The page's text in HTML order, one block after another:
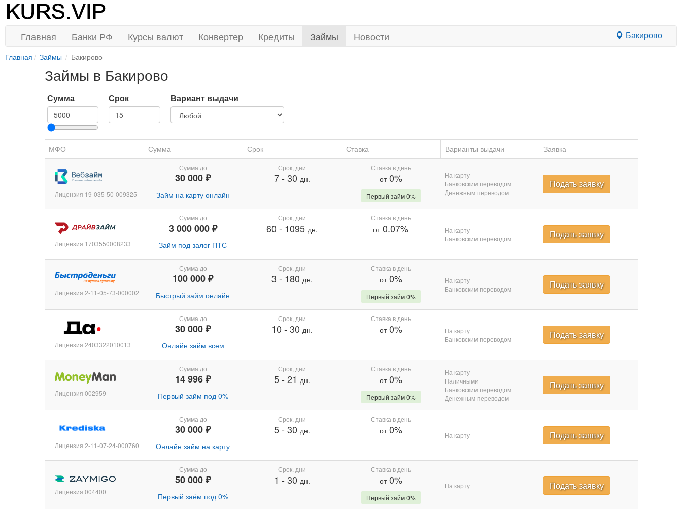
Главная Банки РФ Курсы валют Конвертер Кредиты Займы Новости Бакирово
Главная Займы Бакирово
Займы в Бакирово
Сумма Срок Вариант выдачи
МФО Сумма Срок Ставка Варианты выдачи Заявка
Лицензия 19-035-50-009325
Сумма до
30 000 ₽
Займ на карту онлайн
Срок, дни
7- 30 дн.
Ставка в день
от0%
Первый займ 0%
На карту
Банковским переводом
Денежным переводом
Подать заявку
Лицензия 1703550008233
Сумма до
3 000 000 ₽
Займ под залог ПТС
Срок, дни
60 - 1095 дн.
Ставка в день
от0.07%
На карту
Банковским переводом
Подать заявку
Лицензия 2-11-05-73-000002
Сумма до
100 000 ₽
Быстрый займ онлайн
Срок, дни
3 - 180 дн.
Ставка в день
от0%
Первый займ 0%
На карту
Банковским переводом
Подать заявку
Лицензия 2403322010013
Сумма до
30 000 ₽
Онлайн займ всем
Срок, дни
10 - 30 дн.
Ставка в день
от0%
На карту
Банковским переводом
Подать заявку
Лицензия 002959
Сумма до
14 996 ₽
Первый займ под 0%
Срок, дни
5- 21 дн.
Ставка в день
от0%
Первый займ 0%
На карту
Наличными
Банковским переводом
Денежным переводом
Подать заявку
Лицензия 2-11-07-24-000760
Сумма до
30 000 ₽
Онлайн займ на карту
Срок, дни
5- 30 дн.
Ставка в день
от0% На карту Подать заявку
Лицензия 004400
Сумма до
50 000 ₽
Первый заём под 0%
Срок, дни
1 - 30 дн.
Ставка в день
от0%
Первый займ 0%
На карту Подать заявку